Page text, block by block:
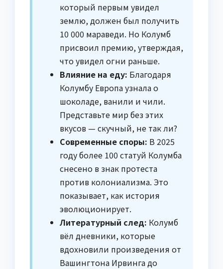
который первым увидел
землю, должен был получить
10 000 мараведи. Но Колумб
присвоил премию, утверждая,
что увидел огни раньше.
Влияние на еду: Благодаря
Колумбу Европа узнала о
шоколаде, ванили и чили.
Представьте мир без этих
вкусов — скучный, не так ли?
Современные споры: В 2025
году более 100 статуй Колумба
снесено в знак протеста
против колониализма. Это
показывает, как история
эволюционирует.
Литературный след: Колумб
вёл дневники, которые
вдохновили произведения от
Вашингтона Ирвинга до